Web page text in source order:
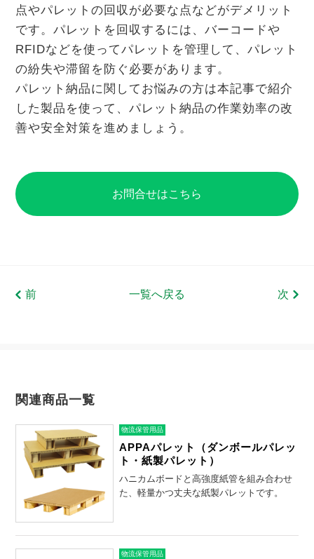
点やパレットの回収が必要な点などがデメリット
です。パレットを回収するには、バーコードや
RFIDなどを使ってパレットを管理して、パレット
の紛失や滞留を防ぐ必要があります。
パレット納品に関してお悩みの方は本記事で紹介
した製品を使って、パレット納品の作業効率の改
善や安全対策を進めましょう。
お問合せはこちら
前 一覧へ戻る 次
関連商品一覧
物流保管用品
APPAパレット（ダンボールパレッ
ト・紙製パレット）
ハニカムボードと高強度紙管を組み合わせ
た、軽量かつ丈夫な紙製パレットです。
物流保管用品